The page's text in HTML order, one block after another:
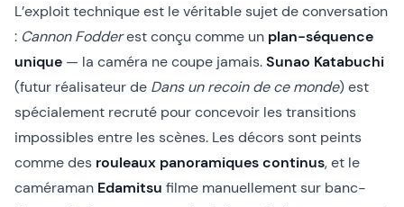
L’exploit technique est le véritable sujet de conversation
: Cannon Fodderest conçu comme un plan-séquence
unique — la caméra ne coupe jamais.Sunao Katabuchi
(futur réalisateur de Dans un recoin de ce monde) est
spécialement recruté pour concevoir les transitions
impossibles entre les scènes. Les décors sont peints
comme des rouleaux panoramiques continus, et le
caméraman Edamitsu filme manuellement sur banc-